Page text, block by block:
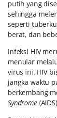
putih yang
sehingga
seperti
berat, dan
Infeksi HIV
menular
virus ini. HIV
jangka waktu
berkembang
Syndrome